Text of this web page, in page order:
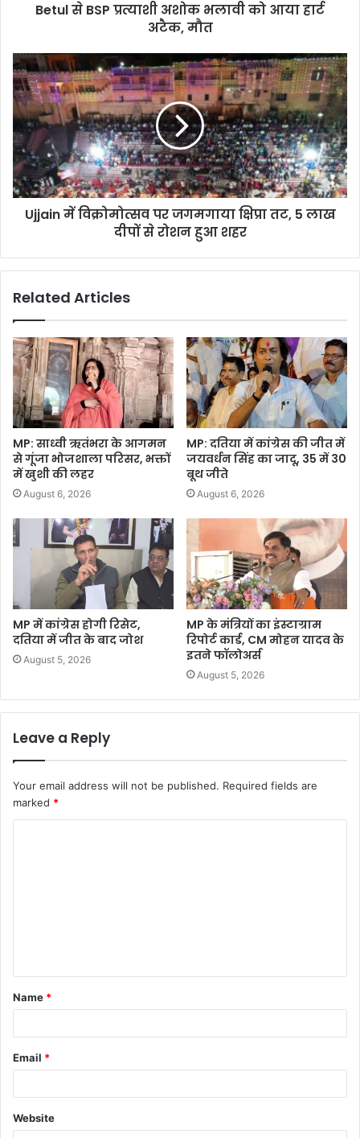
Betul से BSP प्रत्याशी अशोक भलावी को आया हार्ट
अटैक, मौत
Ujjain में विक्रोमोत्सव पर जगमगाया क्षिप्रा तट, 5 लाख
दीपों से रोशन हुआ शहर
Related Articles
MP: साध्वी ऋतंभरा के आगमन
से गूंजा भोजशाला परिसर, भक्तों
में खुशी की लहर
August 6, 2026
MP: दतिया में कांग्रेस की जीत में
जयवर्धन सिंह का जादू, 35 में 30
बूथ जीते
August 6, 2026
MP में कांग्रेस होगी रिसेट,
दतिया में जीत के बाद जोश
August 5, 2026
MP के मंत्रियों का इंस्टाग्राम
रिपोर्ट कार्ड, CM मोहन यादव के
इतने फॉलोअर्स
August 5, 2026
Leave a Reply
Your email address will not be published. Required fields are
marked *
t
*
Name *
Email *
Website